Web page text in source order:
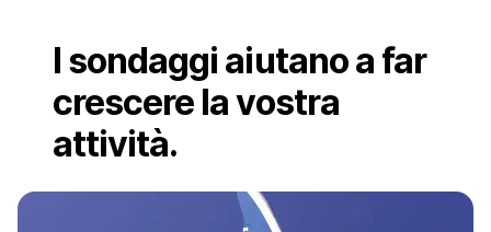
I sondaggi aiutano a far
crescere la vostra
attività.